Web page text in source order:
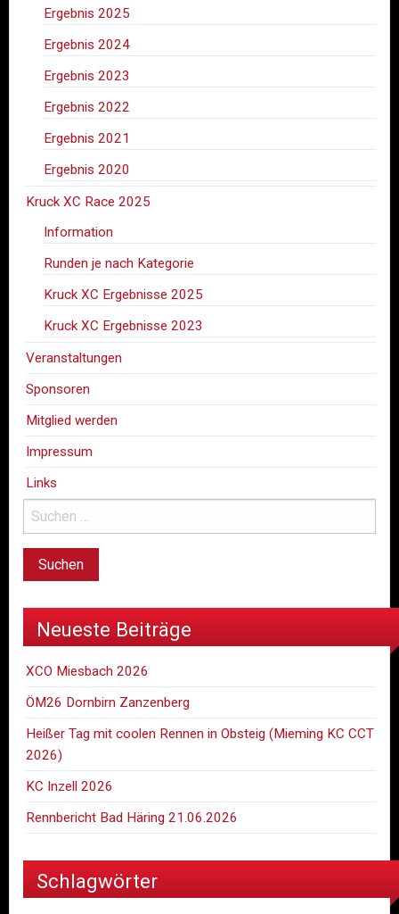
Ergebnis 2025
Ergebnis 2024
Ergebnis 2023
Ergebnis 2022
Ergebnis 2021
Ergebnis 2020
Kruck XC Race 2025
Information
Runden je nach Kategorie
Kruck XC Ergebnisse 2025
Kruck XC Ergebnisse 2023
Veranstaltungen
Sponsoren
Mitglied werden
Impressum
Links
Neueste Beiträge
XCO Miesbach 2026
ÖM26 Dornbirn Zanzenberg
Heißer Tag mit coolen Rennen in Obsteig (Mieming KC CCT
2026)
KC Inzell 2026
Rennbericht Bad Häring 21.06.2026
Schlagwörter